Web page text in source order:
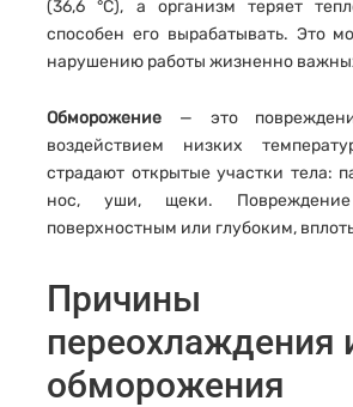
(36,6 °C), а организм теряет
способен его вырабатывать. Это
нарушению работы жизненно
Обморожение — это
воздействием низких
страдают открытые участки тела:
нос, уши, щеки.
поверхностным или глубоким,
Причины
переохлаждения
обморожения